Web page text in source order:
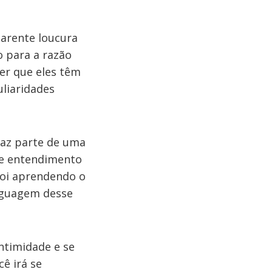
loucura
para a razão
que eles têm
parte de uma
entendimento
aprendendo o
desse
e se
irá se